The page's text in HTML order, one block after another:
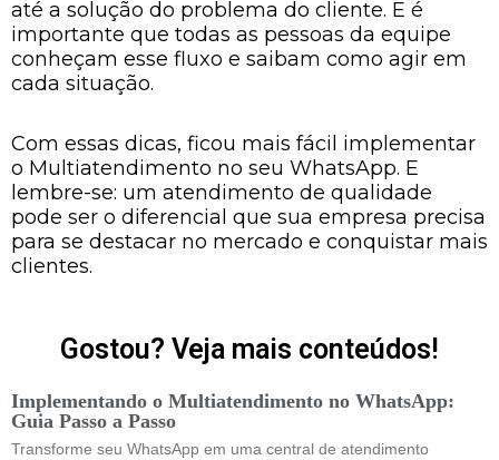
até a solução do problema do cliente. E é
importante que todas as pessoas da equipe
conheçam esse fluxo e saibam como agir em
cada situação.
Com essas dicas, ficou mais fácil implementar
o Multiatendimento no seu WhatsApp. E
lembre-se: um atendimento de qualidade
pode ser o diferencial que sua empresa precisa
para se destacar no mercado e conquistar mais
clientes.
Gostou? Veja mais conteúdos!
Implementando o Multiatendimento no WhatsApp:
Guia Passo a Passo
Transforme seu WhatsApp em uma central de atendimento